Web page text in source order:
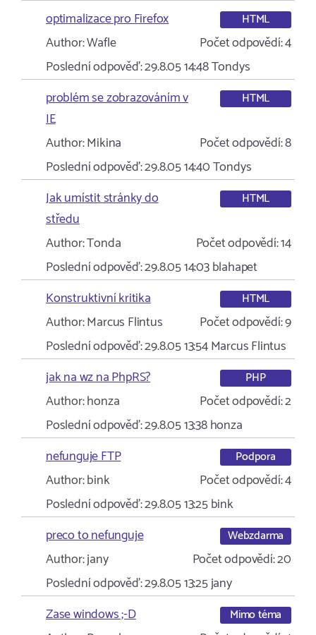
optimalizace pro Firefox
HTML
Author:Wafle Počet odpovědí:4
Poslední odpověď:29.8.05 14:48Tondys
problém se zobrazováním v
IE
HTML
Author:Mikina Počet odpovědí:8
Poslední odpověď:29.8.05 14:40Tondys
Jak umístit stránky do
středu
HTML
Author:Tonda Počet odpovědí:14
Poslední odpověď:29.8.05 14:03blahapet
Konstruktivní kritika
HTML
Author:Marcus Flintus Počet odpovědí:9
Poslední odpověď:29.8.05 13:54Marcus Flintus
jak na wz na PhpRS?
PHP
Author:honza Počet odpovědí:2
Poslední odpověď:29.8.05 13:38honza
nefunguje FTP
Podpora
Author:bink Počet odpovědí:4
Poslední odpověď:29.8.05 13:25bink
preco to nefunguje
Webzdarma
Author:jany Počet odpovědí:20
Poslední odpověď:29.8.05 13:25jany
Zase windows ;-D
Mimo téma